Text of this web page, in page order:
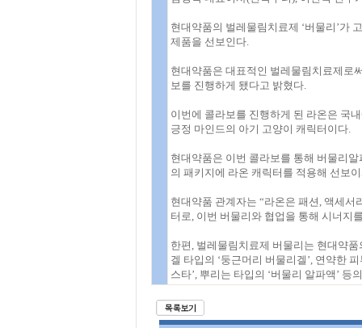
현대약품의 벌레물림치료제 ‘버물리’가
제품을 선보인다.
현대약품은 대표적인 벌레물림치료제로
보를 진행하게 됐다고 밝혔다.
이번에 콜라보를 진행하게 된 라온은 국
긍정 마인드의 아기 고양이 캐릭터이다.
현대약품은 이번 콜라보를 통해 버물리
의 패키지에 라온 캐릭터를 적용해 선보
현대약품 관계자는 “라온은 패션, 액세
터로, 이번 버물리와 협업을 통해 시너지
한편, 벌레물림치료제 버물리는 현대약
겔 타입의 ‘둥근머리 버물리겔’, 연약한
스타’, 뿌리는 타입의 ‘버물리 알파액’ 등